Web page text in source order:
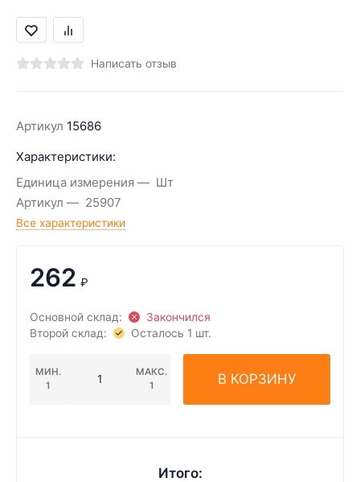
Написать отзыв
Артикул 15686
Характеристики:
Единица измерения
Шт
Артикул
25907
Все характеристики
262 ₽
Основной склад:
Закончился
Второй склад:
Осталось 1 шт.
МИН.
1
МАКС.
1
В КОРЗИНУ
Итого: